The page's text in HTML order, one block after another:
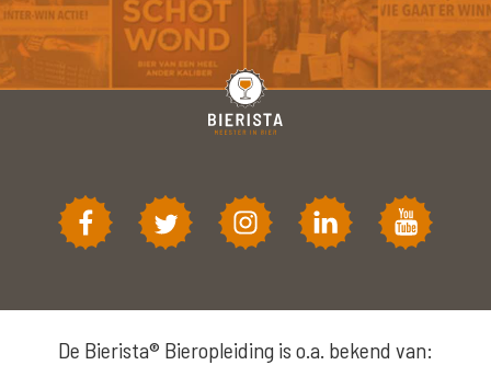
De Bierista® Bieropleiding is o.a. bekend van: